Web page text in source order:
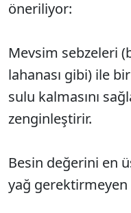
öneriliyor:
Mevsim sebzeleri
lahanası gibi) ile
sulu kalmasını
zenginleştirir.
Besin değerini en
yağ gerektirmeyen